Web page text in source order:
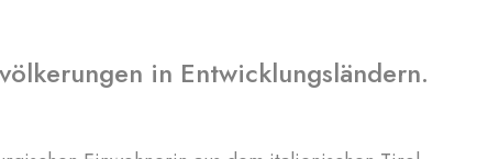
in Entwicklungsländern.